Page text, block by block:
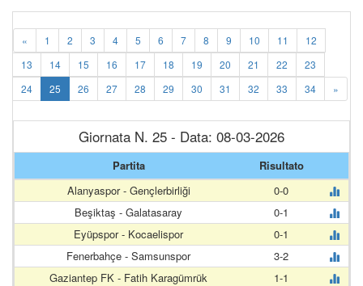
« 1 2 3 4 5 6 7 8 9 10 11
12
13
14 15 16 17 18 19 20 21 22
23
24
25 26 27 28 29 30 31 32 33 34 »
Giornata N. 25 - Data: 08-03-2026
Partita
Risultato
Alanyaspor - Gençlerbirliği
0-0
Beşiktaş - Galatasaray
0-1
Eyüpspor - Kocaelispor
0-1
Fenerbahçe - Samsunspor
3-2
Gaziantep FK - Fatih Karagümrük
1-1